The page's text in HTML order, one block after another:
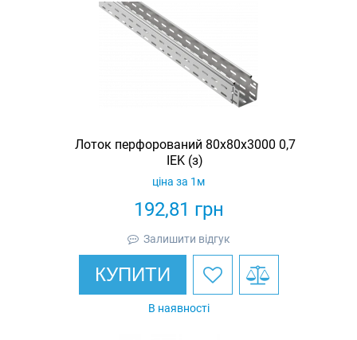
Лоток перфорований 80х80х3000 0,7
IEK (з)
192,81 грн
ціна за 1м
Залишити відгук
КУПИТИ
В наявності